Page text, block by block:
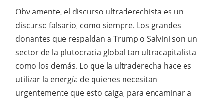
Obviamente, el discurso ultraderechista es un
discurso falsario, como siempre. Los grandes
donantes que respaldan a Trump o Salvini son un
sector de la plutocracia global tan ultracapitalista
como los demás. Lo que la ultraderecha hace es
utilizar la energía de quienes necesitan
urgentemente que esto caiga, para encaminarla